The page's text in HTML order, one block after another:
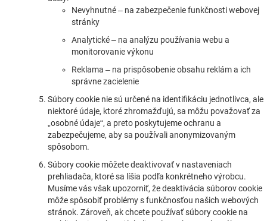
Nevyhnutné – na zabezpečenie funkčnosti webovej
stránky
Analytické – na analýzu používania webu a
monitorovanie výkonu
Reklama – na prispôsobenie obsahu reklám a ich
správne zacielenie
Súbory cookie nie sú určené na identifikáciu jednotlivca, ale
niektoré údaje, ktoré zhromažďujú, sa môžu považovať za
„osobné údaje“, a preto poskytujeme ochranu a
zabezpečujeme, aby sa používali anonymizovaným
spôsobom.
Súbory cookie môžete deaktivovať v nastaveniach
prehliadača, ktoré sa líšia podľa konkrétneho výrobcu.
Musíme vás však upozorniť, že deaktivácia súborov cookie
môže spôsobiť problémy s funkčnosťou našich webových
stránok. Zároveň, ak chcete používať súbory cookie na